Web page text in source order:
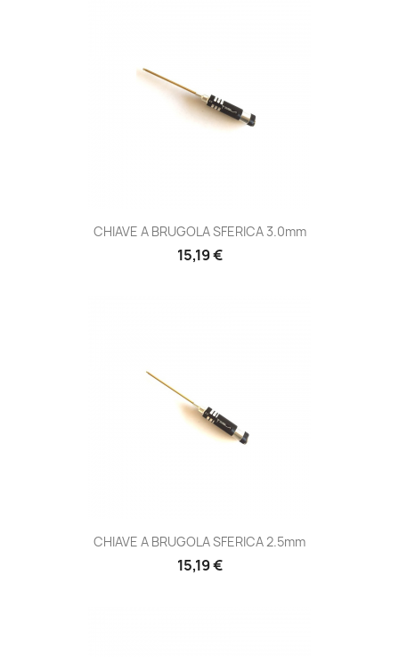
CHIAVE A BRUGOLA SFERICA 3.0mm
Prezzo
15,19 €
CHIAVE A BRUGOLA SFERICA 2.5mm
Prezzo
15,19 €